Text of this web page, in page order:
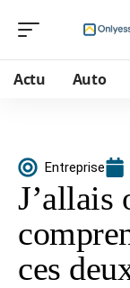
Actu Auto
Entreprise
J’allais
ces